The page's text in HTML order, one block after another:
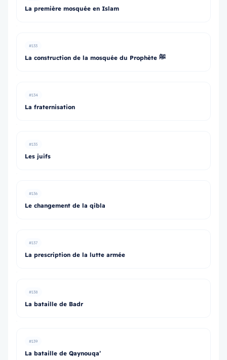
La première mosquée en Islam
#133
La construction de la mosquée du Prophète ﷺ
#134
La fraternisation
#135
Les juifs
#136
Le changement de la qibla
#137
La prescription de la lutte armée
#138
La bataille de Badr
#139
La bataille de Qaynouqa’